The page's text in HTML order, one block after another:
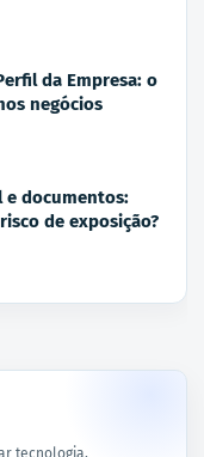
da Empresa: o
negócios
e documentos:
de exposição?